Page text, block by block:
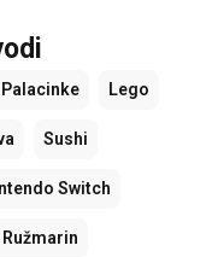
Palacinke Lego
Sushi
Switch
Ružmarin